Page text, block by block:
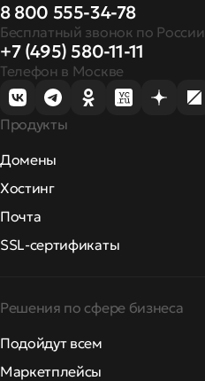
8 800 555-34-78
Бесплатный звонок по России
+7 (495) 580-11-11
Телефон в Москве
Продукты
Домены
Хостинг
Почта
SSL-сертификаты
Решения по сфере бизнеса
Подойдут всем
Маркетплейсы